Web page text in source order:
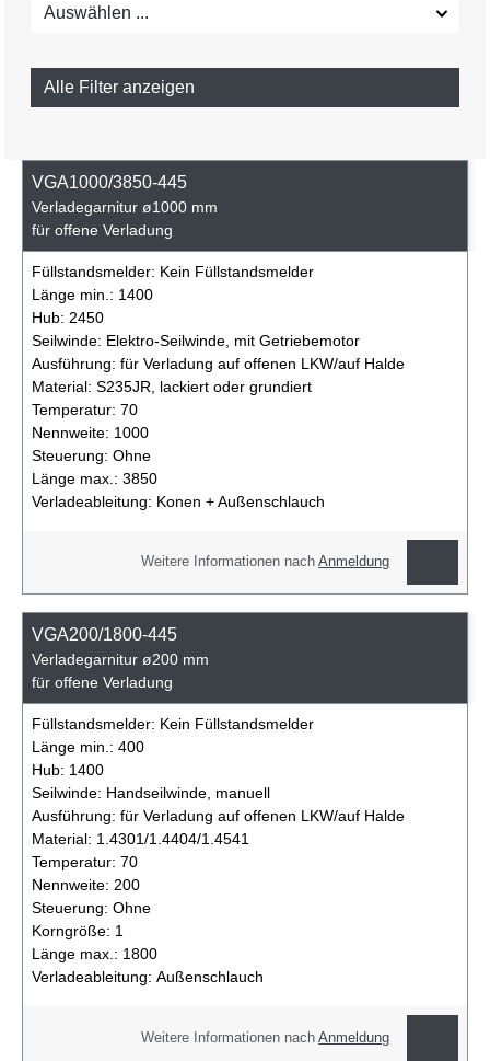
Auswählen ...
Alle Filter anzeigen
VGA1000/3850-445
Verladegarnitur ø1000 mm
für offene Verladung
Füllstandsmelder: Kein Füllstandsmelder
Länge min.: 1400
Hub: 2450
Seilwinde: Elektro-Seilwinde, mit Getriebemotor
Ausführung: für Verladung auf offenen LKW/auf Halde
Material: S235JR, lackiert oder grundiert
Temperatur: 70
Nennweite: 1000
Steuerung: Ohne
Länge max.: 3850
Verladeableitung: Konen + Außenschlauch
Weitere Informationen nachAnmeldung
VGA200/1800-445
Verladegarnitur ø200 mm
für offene Verladung
Füllstandsmelder: Kein Füllstandsmelder
Länge min.: 400
Hub: 1400
Seilwinde: Handseilwinde, manuell
Ausführung: für Verladung auf offenen LKW/auf Halde
Material: 1.4301/1.4404/1.4541
Temperatur: 70
Nennweite: 200
Steuerung: Ohne
Korngröße: 1
Länge max.: 1800
Verladeableitung: Außenschlauch
Weitere Informationen nachAnmeldung